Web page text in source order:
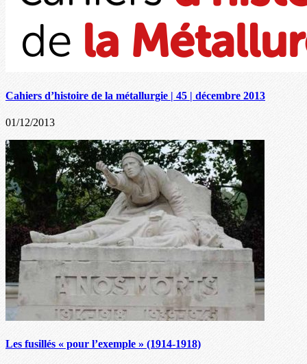
Cahiers d’histoire de la métallurgie | 45 | décembre 2013
01/12/2013
Les fusillés « pour l’exemple » (1914-1918)